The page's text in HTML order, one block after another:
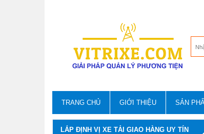
TRANG CHỦ GIỚI THIỆU SẢN
LẮP ĐỊNH VỊ XE TẢI GIAO HÀNG UY TÍN